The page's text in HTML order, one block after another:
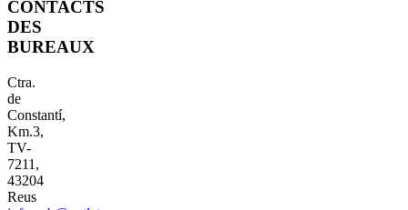
CONTACTS
DES
BUREAUX
Ctra.
de
Constantí,
Km.3,
TV-
7211,
43204
Reus